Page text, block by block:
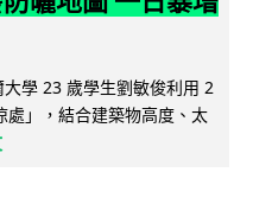
大學 23 歲學生劉敏俊利用 2
」，結合建築物高度、太